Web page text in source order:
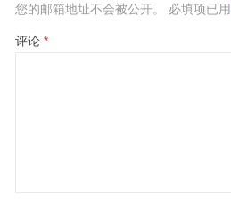
您的邮箱地址不会被公开。 必填项已用
评论 *